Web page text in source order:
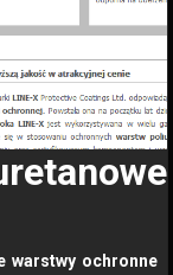
warstwy ochronne